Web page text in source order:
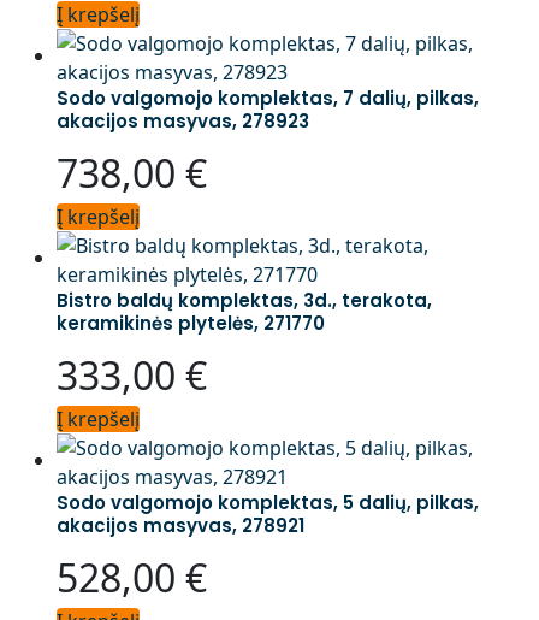
Į krepšelį
Sodo valgomojo komplektas, 7 dalių, pilkas,
akacijos masyvas, 278923
738,00 €
Į krepšelį
Bistro baldų komplektas, 3d., terakota,
keramikinės plytelės, 271770
333,00 €
Į krepšelį
Sodo valgomojo komplektas, 5 dalių, pilkas,
akacijos masyvas, 278921
528,00 €